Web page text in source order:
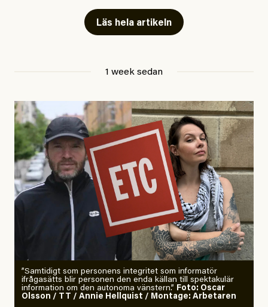
Läs hela artikeln
1 week sedan
”Samtidigt som personens integritet som informatör
ifrågasätts blir personen den enda källan till spektakulär
information om den autonoma vänstern.” Foto: Oscar
Olsson / TT / Annie Hellquist / Montage: Arbetaren